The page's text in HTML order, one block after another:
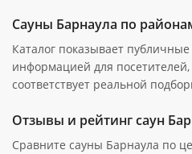
Сауны Барнаула по
Каталог показывает
информацией для посетителей,
соответствует реальной
Отзывы и рейтинг саун
Сравните сауны Барнаула по